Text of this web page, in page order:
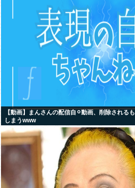
【動画】まんさんの配信自⚪︎動画、削除される
しまうwww